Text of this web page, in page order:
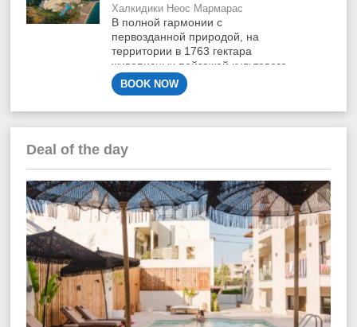
Халкидики Неос Мармарас
В полной гармонии с
первозданной природой, на
территории в 1763 гектара
живописных пейзажей культового
комплекса Porto Carras Grand
Resort, расположен его
BOOK NOW
Deal of the day